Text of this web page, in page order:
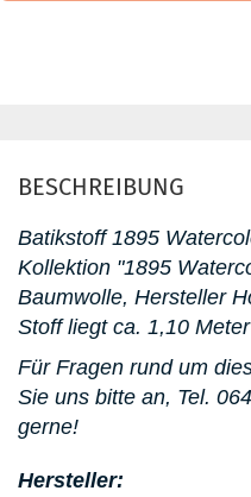
BESCHREIBUNG
Batikstoff 1895
Kollektion "1895
Baumwolle, Hersteller
Stoff liegt ca. 1,10
Für Fragen rund um
Sie uns bitte an, Tel.
gerne!
Hersteller: